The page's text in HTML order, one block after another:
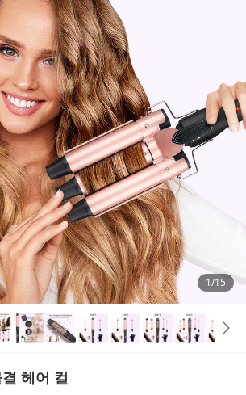
1/15
헤어 컬